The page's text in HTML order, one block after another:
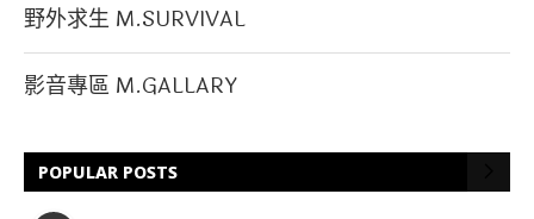
野外求生 M.SURVIVAL
影音專區 M.GALLARY
POPULAR POSTS